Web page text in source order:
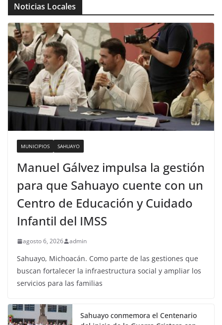
Noticias Locales
MUNICIPIOS SAHUAYO
Manuel Gálvez impulsa la gestión
para que Sahuayo cuente con un
Centro de Educación y Cuidado
Infantil del IMSS
agosto 6, 2026 admin
Sahuayo, Michoacán. Como parte de las gestiones que
buscan fortalecer la infraestructura social y ampliar los
servicios para las familias
Sahuayo conmemora el Centenario